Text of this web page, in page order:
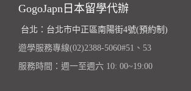
GogoJapn日本留學代辦
台北：台北市中正區南陽街4號(預約制)
遊學服務專線(02)2388-5060#51、53
服務時間：週一至週六 10: 00~19:00